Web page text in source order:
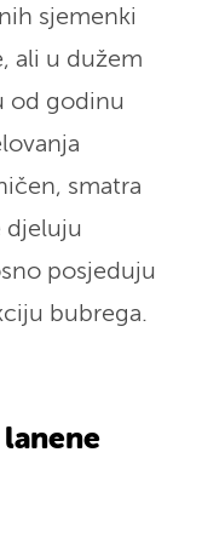
sjemenki
ali u dužem
od godinu
smatra
djeluju
posjeduju
bubrega.